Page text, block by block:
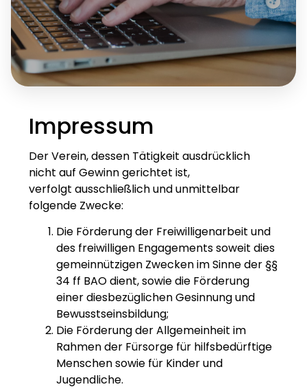
Impressum
Der Verein, dessen Tätigkeit ausdrücklich
nicht auf Gewinn gerichtet ist,
verfolgt ausschließlich und unmittelbar
folgende Zwecke:
Die Förderung der Freiwilligenarbeit und
des freiwilligen Engagements soweit dies
gemeinnützigen Zwecken im Sinne der §§
34 ff BAO dient, sowie die Förderung
einer diesbezüglichen Gesinnung und
Bewusstseinsbildung;
Die Förderung der Allgemeinheit im
Rahmen der Fürsorge für hilfsbedürftige
Menschen sowie für Kinder und
Jugendliche.